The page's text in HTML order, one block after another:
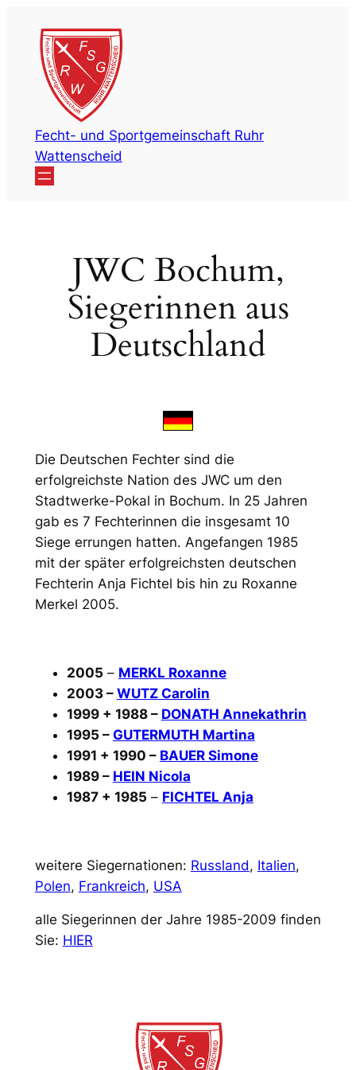
Inhalt
springen
Fecht- und Sportgemeinschaft Ruhr
Wattenscheid
JWC Bochum,
Siegerinnen aus
Deutschland
Die Deutschen Fechter sind die
erfolgreichste Nation des JWC um den
Stadtwerke-Pokal in Bochum. In 25 Jahren
gab es 7 Fechterinnen die insgesamt 10
Siege errungen hatten. Angefangen 1985
mit der später erfolgreichsten deutschen
Fechterin Anja Fichtel bis hin zu Roxanne
Merkel 2005.
2005 – MERKL Roxanne
2003 – WUTZ Carolin
1999 + 1988 – DONATH Annekathrin
1995 – GUTERMUTH Martina
1991 + 1990 – BAUER Simone
1989 – HEIN Nicola
1987 + 1985 – FICHTEL Anja
weitere Siegernationen: Russland, Italien,
Polen, Frankreich, USA
alle Siegerinnen der Jahre 1985-2009 finden
Sie: HIER